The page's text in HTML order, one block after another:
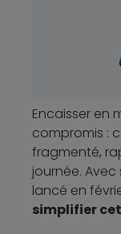
Encaisser en
compromis :
fragmenté,
journée.
lancé en
simplifier